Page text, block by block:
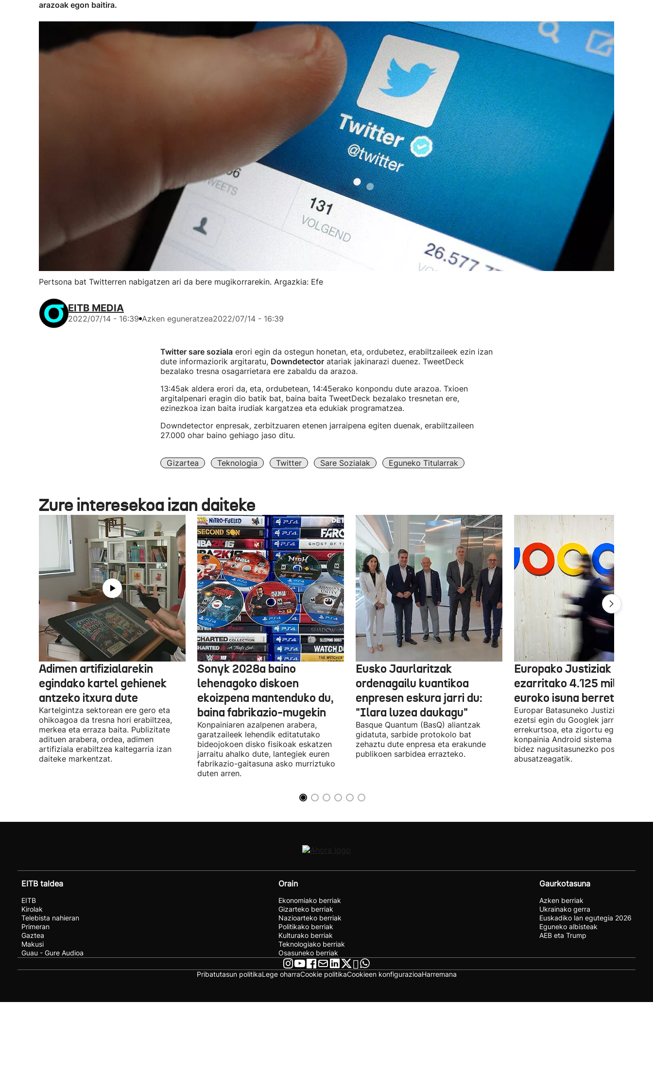
arazoak egon baitira.
Pertsona bat Twitterren nabigatzen ari da bere mugikorrarekin. Argazkia: Efe
EITB MEDIA
2022/07/14 - 16:39 Azken eguneratzea2022/07/14 - 16:39
Twitter sare sozialaerori egin da ostegun honetan, eta, ordubetez, erabiltzaileek ezin izan
dute informaziorik argitaratu, Downdetectoratariak jakinarazi duenez. TweetDeck
bezalako tresna osagarrietara ere zabaldu da arazoa.
13:45ak aldera erori da, eta, ordubetean, 14:45erako konpondu dute arazoa. Txioen
argitalpenari eragin dio batik bat, baina baita TweetDeck bezalako tresnetan ere,
ezinezkoa izan baita irudiak kargatzea eta edukiak programatzea.
Downdetector enpresak, zerbitzuaren etenen jarraipena egiten duenak, erabiltzaileen
27.000 ohar baino gehiago jaso ditu.
Gizartea Teknologia Twitter Sare Sozialak Eguneko Titularrak
Zure interesekoa izan daiteke
Adimen artifizialarekin
egindako kartel gehienek
antzeko itxura dute
Kartelgintza sektorean ere gero eta
ohikoagoa da tresna hori erabiltzea,
merkea eta erraza baita. Publizitate
adituen arabera, ordea, adimen
artifiziala erabiltzea kaltegarria izan
daiteke markentzat.
Sonyk 2028a baino
lehenagoko diskoen
ekoizpena mantenduko du,
baina fabrikazio-mugekin
Konpainiaren azalpenen arabera,
garatzaileek lehendik editatutako
bideojokoen disko fisikoak eskatzen
jarraitu ahalko dute, lantegiek euren
fabrikazio-gaitasuna asko murriztuko
duten arren.
Eusko Jaurlaritzak
ordenagailu kuantikoa
enpresen eskura jarri du:
"Ilara luzea daukagu"
Basque Quantum (BasQ) aliantzak
gidatuta, sarbide protokolo bat
zehaztu dute enpresa eta erakunde
publikoen sarbidea errazteko.
Europako Justiziak
ezarritako 4.125 milioi
euroko isuna berretsi du
Europar Batasuneko Justizia
ezetsi egin du Googlek jarritako
errekurtsoa, eta zigortu egin du
konpainia Android sistema
bidez nagusitasunezko posizioaz
abusatzeagatik.
EITB taldea
EITB
Kirolak
Telebista nahieran
Primeran
Gaztea
Makusi
Guau - Gure Audioa
Orain
Ekonomiako berriak
Gizarteko berriak
Nazioarteko berriak
Politikako berriak
Kulturako berriak
Teknologiako berriak
Osasuneko berriak
Gaurkotasuna
Azken berriak
Ukrainako gerra
Euskadiko lan egutegia 2026
Eguneko albisteak
AEB eta Trump
Pribatutasun politikaLege oharraCookie politikaCookieen konfigurazioaHarremana